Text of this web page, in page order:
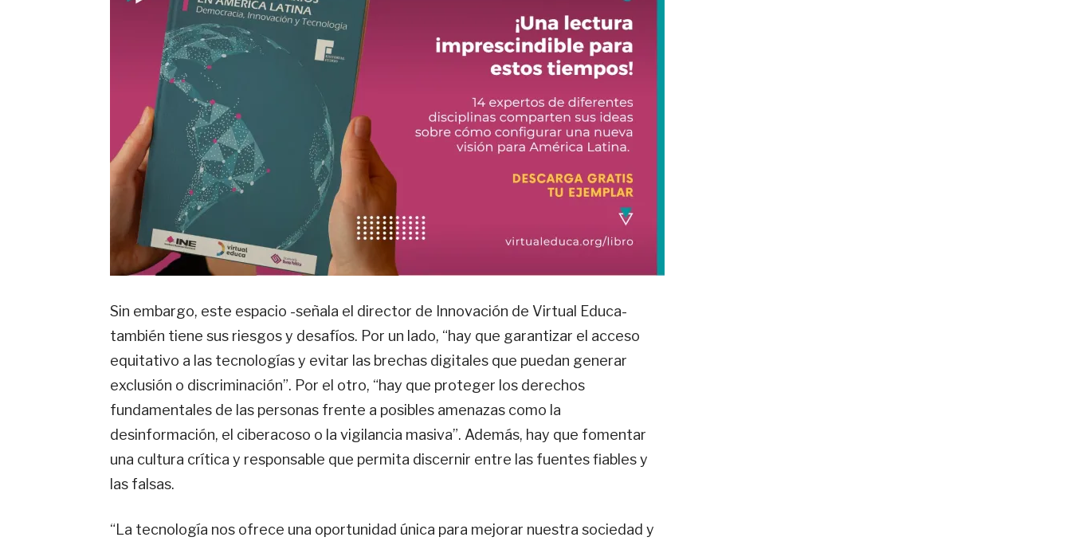
Sin embargo, este espacio -señala el director de Innovación de Virtual Educa-
también tiene sus riesgos y desafíos. Por un lado, “hay que garantizar el acceso
equitativo a las tecnologías y evitar las brechas digitales que puedan generar
exclusión o discriminación”. Por el otro, “hay que proteger los derechos
fundamentales de las personas frente a posibles amenazas como la
desinformación, el ciberacoso o la vigilancia masiva”. Además, hay que fomentar
una cultura crítica y responsable que permita discernir entre las fuentes fiables y
las falsas.
“La tecnología nos ofrece una oportunidad única para mejorar nuestra sociedad y